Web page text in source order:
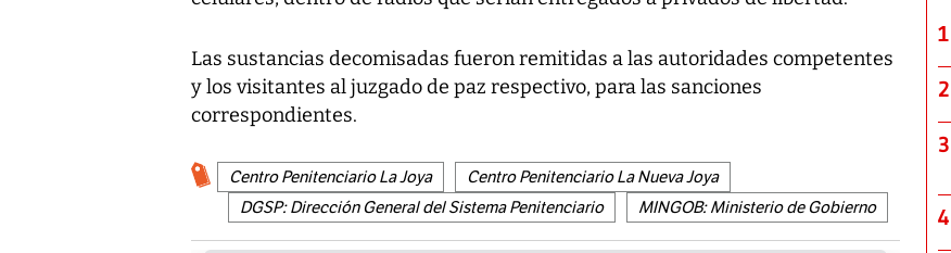
Las sustancias decomisadas fueron remitidas a las autoridades competentes
y los visitantes al juzgado de paz respectivo, para las sanciones
correspondientes.
Centro Penitenciario La Joya
Centro Penitenciario La Nueva Joya
DGSP: Dirección General del Sistema Penitenciario
MINGOB: Ministerio de Gobierno
1
2
3
4